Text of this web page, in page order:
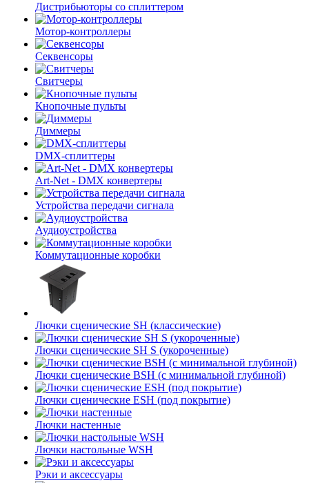
Дистрибьюторы со сплиттером
Мотор-контроллеры
Секвенсоры
Свитчеры
Кнопочные пульты
Диммеры
DMX-сплиттеры
Art-Net - DMX конвертеры
Устройства передачи сигнала
Аудиоустройства
Коммутационные коробки
Лючки сценические SH (классические)
Лючки сценические SH S (укороченные)
Лючки сценические BSH (с минимальной глубиной)
Лючки сценические ESH (под покрытие)
Лючки настенные
Лючки настольные WSH
Рэки и аксессуары